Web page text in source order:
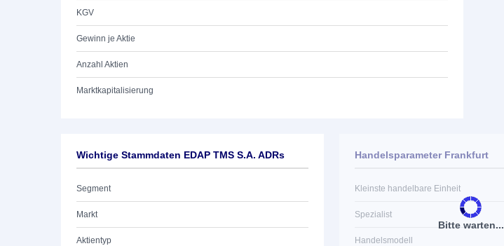
KGV
Gewinn je Aktie
Anzahl Aktien
Marktkapitalisierung
Wichtige Stammdaten EDAP TMS S.A. ADRs
Segment
Markt
Aktientyp
Bitte warten...
Handelsparameter Frankfurt
Kleinste handelbare Einheit
Spezialist
Handelsmodell